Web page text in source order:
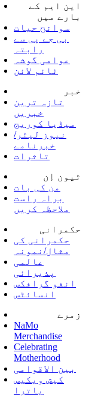
این ایم کے
بارے میں
سوانح حیات
بی جے پی سے
رابتہ
عوامی گوشہ
ٹائم لائن
خبر
تازہ ترین
خبریں
میڈیا کوریج
نیوز لیٹر/
خبرنامے
تاثرات
ٹیون اِن
من کی بات
براہ راست
ملاحظہ کریں
حکمرانی
حکمرانی کی
مثال/نمونہ
عالمی
پذیرائی
انفو گرافکس
انسائٹس
زمرے
NaMo
Merchandise
Celebrating
Motherhood
بین الاقوامی
کیش ویکیس
یاترا